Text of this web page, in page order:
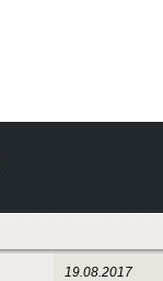
19.08.2017